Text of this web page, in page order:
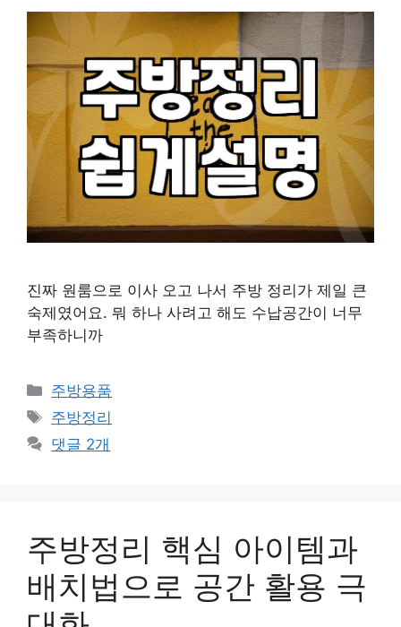
진짜 원룸으로 이사 오고 나서 주방 정리가 제일 큰
숙제였어요. 뭐 하나 사려고 해도 수납공간이 너무
부족하니까
카
테
리
주방용품
태
그
주방정리
댓글 2개
주방정리 핵심 아이템과
배치법으로 공간 활용 극